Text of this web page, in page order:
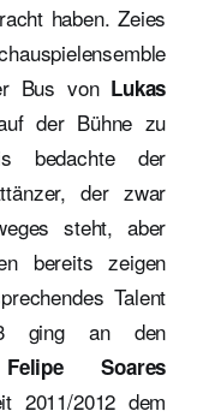
haben. Zeies
Bus von Lukas
der Bühne zu
bedachte der
der zwar
steht, aber
bereits zeigen
Talent
ging an den
Felipe Soares
2011/2012 dem